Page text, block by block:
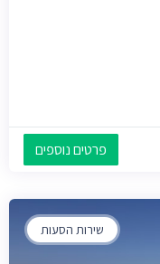
פרטים נוספים
שירות הסעות